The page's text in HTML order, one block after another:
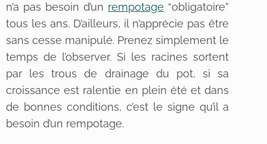
n’a pas besoin d’un rempotage “obligatoire”
tous les ans. D’ailleurs, il n’apprécie pas être
sans cesse manipulé. Prenez simplement le
temps de l’observer. Si les racines sortent
par les trous de drainage du pot, si sa
croissance est ralentie en plein été et dans
de bonnes conditions, c’est le signe qu’il a
besoin d’un rempotage.